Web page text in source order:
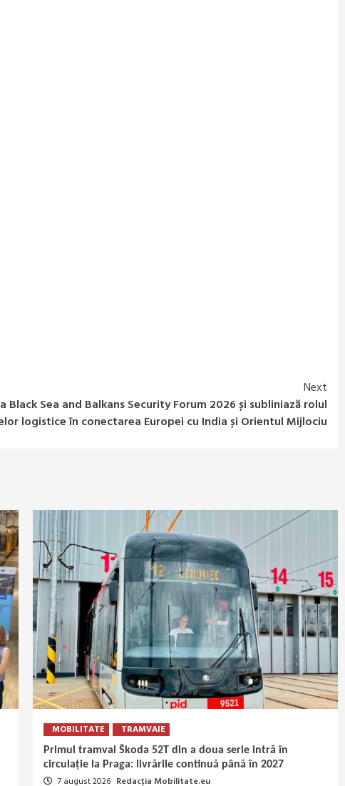
Next
Black Sea and Balkans Security Forum 2026 și subliniază rolul
logistice în conectarea Europei cu India și Orientul Mijlociu
MOBILITATE TRAMVAIE
Primul tramvai Škoda 52T din a doua serie intră în
circulație la Praga: livrările continuă până în 2027
7 august 2026 Redacția Mobilitate.eu